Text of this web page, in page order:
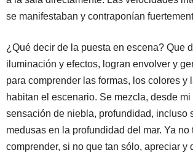
se manifestaban y contraponían
¿Qué decir de la puesta en escena? Que
iluminación y efectos, logran envolver y
para comprender las formas, los colores y
habitan el escenario. Se mezcla, desde
sensación de niebla, profundidad, incluso
medusas en la profundidad del mar. Ya no
comprender, si no que tan sólo, apreciar y